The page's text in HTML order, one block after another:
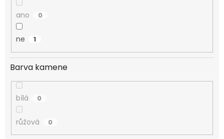
ano 0
ne 1
Barva kamene
bílá 0
růžová 0